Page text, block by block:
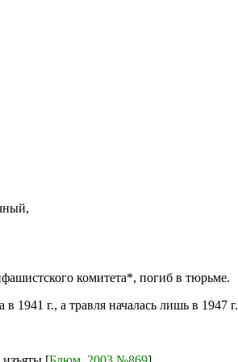
комитета*, погиб в тюрьме.
1941 г., а травля началась лишь в 1947 г.